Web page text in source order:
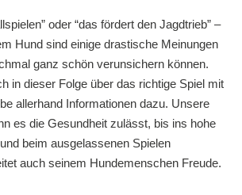
oder “das fördert den Jagdtrieb” –
Hund sind einige drastische Meinungen
ganz schön verunsichern können.
in dieser Folge über das richtige Spiel mit
allerhand Informationen dazu. Unsere
es die Gesundheit zulässt, bis ins hohe
beim ausgelassenen Spielen
auch seinem Hundemenschen Freude.